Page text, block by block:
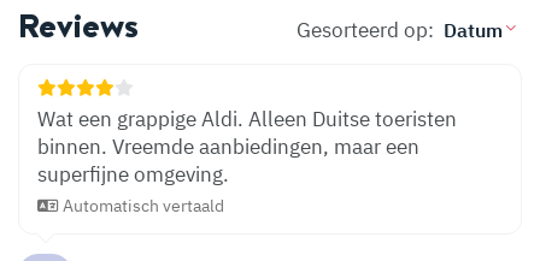
Reviews Gesorteerd op:
Wat een grappige Aldi. Alleen Duitse toeristen
binnen. Vreemde aanbiedingen, maar een
superfijne omgeving.
Automatisch vertaald